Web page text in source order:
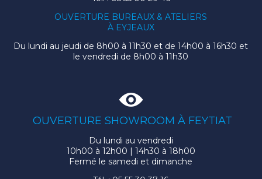
OUVERTURE BUREAUX & ATELIERS
À EYJEAUX
Du lundi au jeudi de 8h00 à 11h30 et de 14h00 à 16h30 et
le vendredi de 8h00 à 11h30
OUVERTURE SHOWROOM À FEYTIAT
Du lundi au vendredi
10h00 à 12h00 | 14h30 à 18h00
Fermé le samedi et dimanche